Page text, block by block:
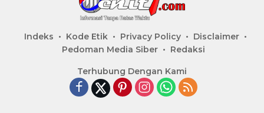
Indeks Kode Etik Privacy Policy
Disclaimer
Pedoman Media Siber
Redaksi
Terhubung Dengan Kami